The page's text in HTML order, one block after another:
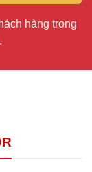
hàng trong